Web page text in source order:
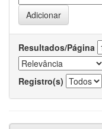
Resultados/Página
Registro(s)